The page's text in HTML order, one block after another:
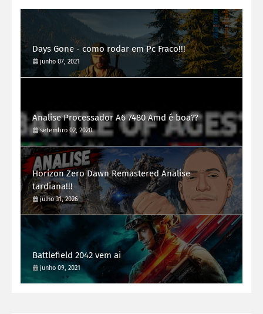
Days Gone - como rodar em Pc Fraco!!!
junho 07, 2021
Analise Processador A6 7480 Amd é boa??
setembro 02, 2020
Horizon Zero Dawn Remastered Analise
tardiana!!!
julho 31, 2026
Battlefield 2042 vem ai
junho 09, 2021